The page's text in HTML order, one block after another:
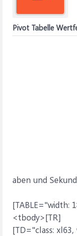
Pivot Tabelle
aben und
[TABLE="width:
<tbody>[TR]
[TD="class: